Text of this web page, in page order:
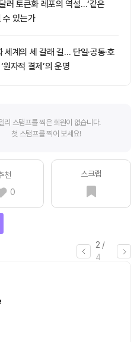
러 토큰화 레포의 역설…‘같은
수 있는가
세계의 세 갈래 길… 단일·공통·호
자적 결제’의 운명
리 스탬프를 찍은 회원이 없습니다.
첫 스탬프를 찍어 보세요!
천
0
스크랩
3 /
4
참여하고, 2억원 상당 에어